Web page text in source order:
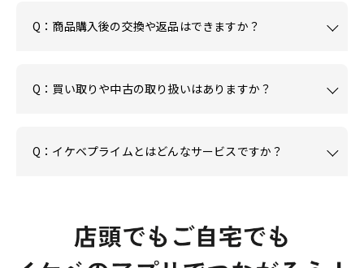
Q：商品購入後の交換や返品はできますか？
Q：買い取りや中古の取り扱いはありますか？
Q：イケベプライムとはどんなサービスですか？